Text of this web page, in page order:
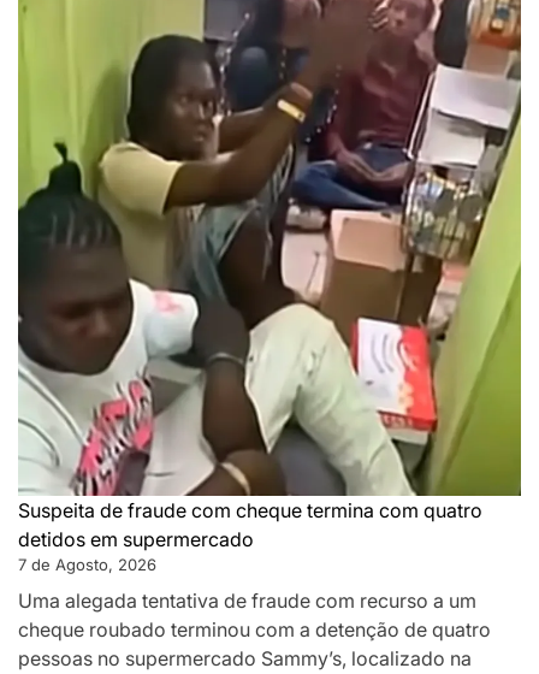
Suspeita de fraude com cheque termina com quatro
detidos em supermercado
7 de Agosto, 2026
Uma alegada tentativa de fraude com recurso a um
cheque roubado terminou com a detenção de quatro
pessoas no supermercado Sammy’s, localizado na